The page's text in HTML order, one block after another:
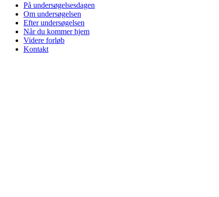
På undersøgelsesdagen
Om undersøgelsen
Efter undersøgelsen
Når du kommer hjem
Videre forløb
Kontakt